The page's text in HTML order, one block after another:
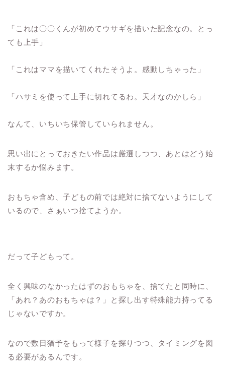
「これは〇〇くんが初めてウサギを描いた記念なの。とっ
ても上手」
「これはママを描いてくれたそうよ。感動しちゃった」
「ハサミを使って上手に切れてるわ。天才なのかしら」
なんて、いちいち保管していられません。
思い出にとっておきたい作品は厳選しつつ、あとはどう始
末するか悩みます。
おもちゃ含め、子どもの前では絶対に捨てないようにして
いるので、さぁいつ捨てようか。
だって子どもって。
全く興味のなかったはずのおもちゃを、捨てたと同時に、
「あれ？あのおもちゃは？」と探し出す特殊能力持ってる
じゃないですか。
なので数日猶予をもって様子を探りつつ、タイミングを図
る必要があるんです。